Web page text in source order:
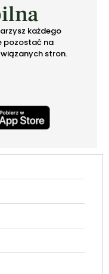
każdego
pozostać na
stron.